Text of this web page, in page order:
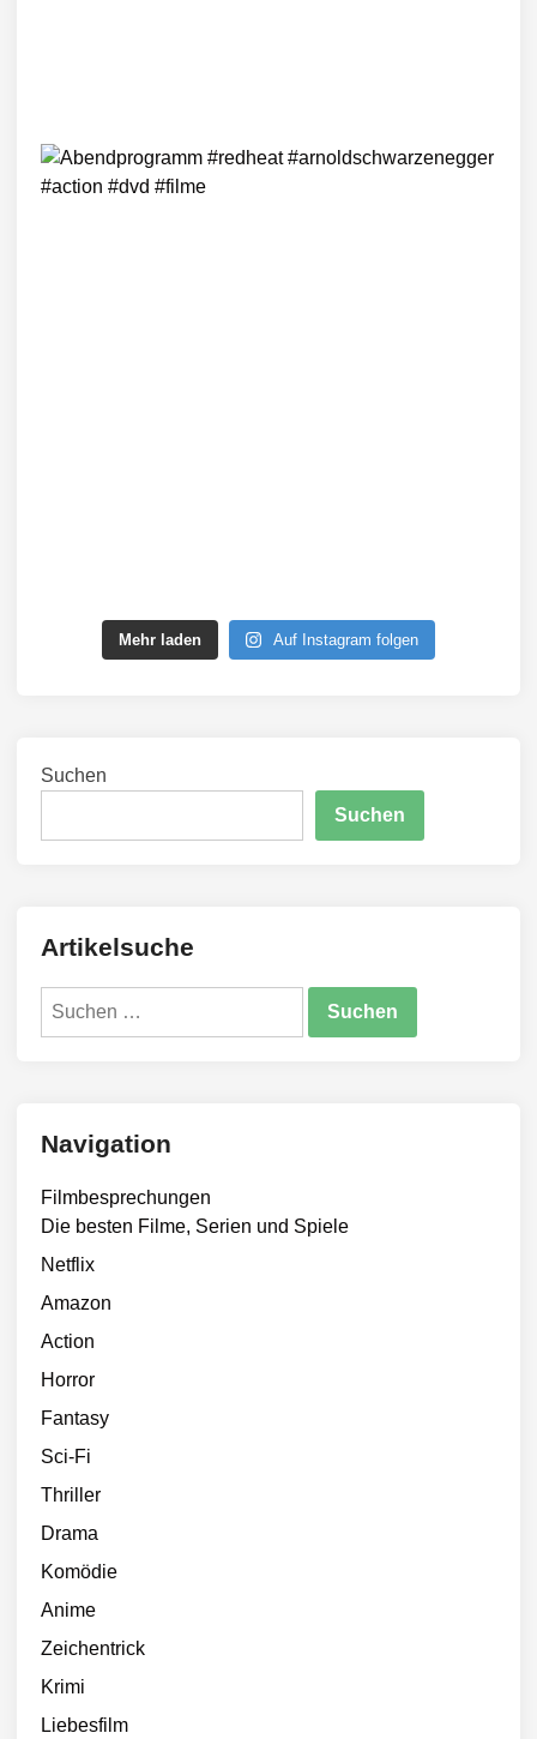
Mehr laden Auf Instagram folgen
Suchen
Suchen
Artikelsuche
Suchen
Navigation
Filmbesprechungen
Die besten Filme, Serien und Spiele
Netflix
Amazon
Action
Horror
Fantasy
Sci-Fi
Thriller
Drama
Komödie
Anime
Zeichentrick
Krimi
Liebesfilm